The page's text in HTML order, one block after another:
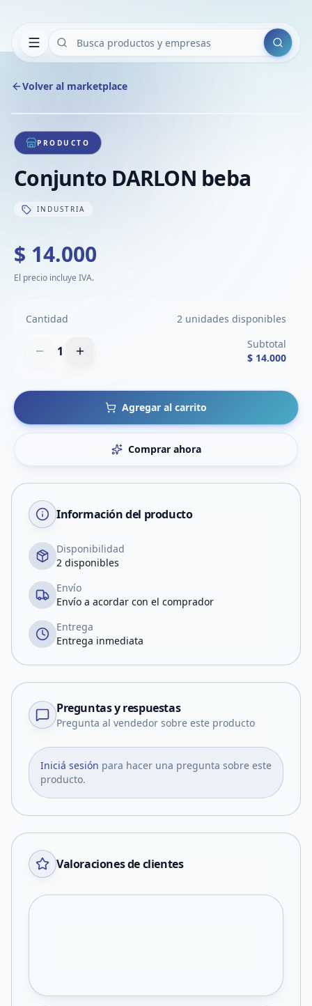
Buscar
Volver al marketplace
1/1
PRODUCTO
Conjunto DARLON beba
INDUSTRIA
$ 14.000
El precio incluye IVA.
Cantidad 2 unidades disponibles
1
Subtotal
$ 14.000
Agregar al carrito
Comprar ahora
Información del producto
Disponibilidad
2 disponibles
Envío
Envío a acordar con el comprador
Entrega
Entrega inmediata
Preguntas y respuestas
Pregunta al vendedor sobre este producto
Iniciá sesión para hacer una pregunta sobre este
producto.
Valoraciones de clientes